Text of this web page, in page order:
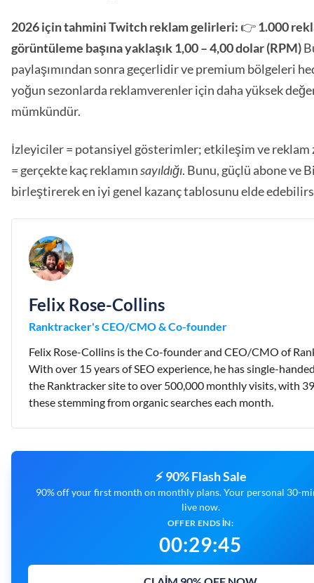
2026 için tahmini Twitch reklam gelirleri: 👉1.000
görüntüleme başına yaklaşık 1,00 – 4,00 dolar (RPM)
paylaşımından sonra geçerlidir ve premium bölgeleri
yoğun sezonlarda reklamverenler için daha yüksek
mümkündür.
İzleyiciler = potansiyel gösterimler; etkileşim ve reklam
= gerçekte kaç reklamınsayıldığı. Bunu, güçlü abone ve
birleştirerek en iyi genel kazanç tablosunu elde
Felix Rose-Collins
Ranktracker's CEO/CMO & Co-founder
Felix Rose-Collins is the Co-founder and CEO/CMO of
With over 15 years of SEO experience, he has single-
the Ranktracker site to over 500,000 monthly visits, with
these stemming from organic searches each month.
⚡ 90% Flash Sale
90% off your first month on monthly plans. Your personal 30-
live now.
OFFER ENDS IN:
00:29:44